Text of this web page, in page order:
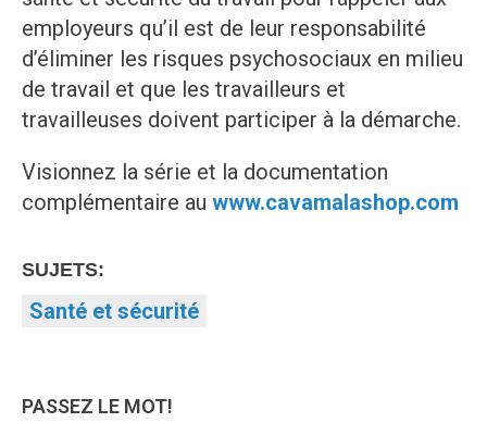
employeurs qu’il est de leur responsabilité
d’éliminer les risques psychosociaux en milieu
de travail et que les travailleurs et
travailleuses doivent participer à la démarche.
Visionnez la série et la documentation
complémentaire au www.cavamalashop.com
SUJETS:
Santé et sécurité
PASSEZ LE MOT!